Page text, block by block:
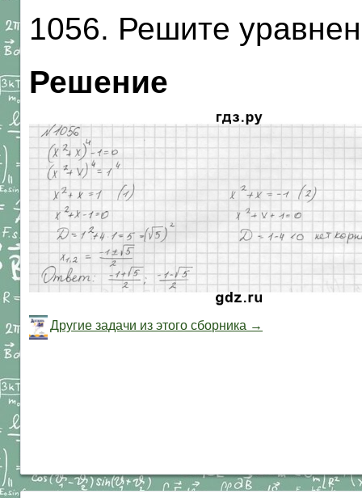
1056. Решите
Решение
Другие задачи из этого сборника →